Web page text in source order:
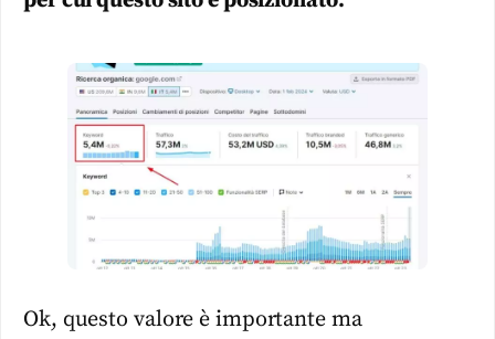
Ok, questo valore è importante ma